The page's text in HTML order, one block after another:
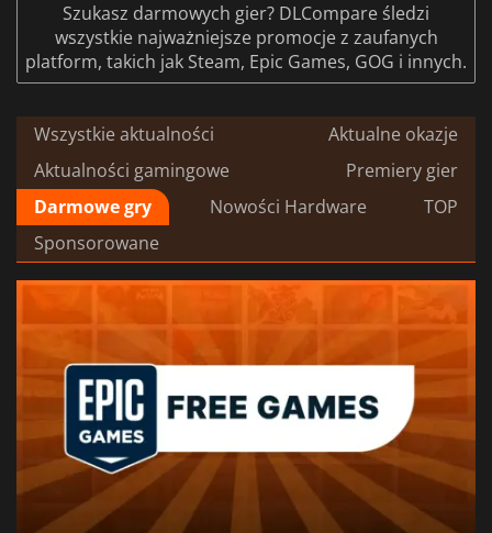
SPRZĘT KOMPUTEROWY
AKTUALNOŚCI
Szukasz darmowych gier? DLCompare śledzi
wszystkie najważniejsze promocje z zaufanych
platform, takich jak Steam, Epic Games, GOG i innych.
Wszystkie aktualności
Aktualne okazje
Aktualności gamingowe
Premiery gier
Darmowe gry
Nowości Hardware
TOP
Sponsorowane